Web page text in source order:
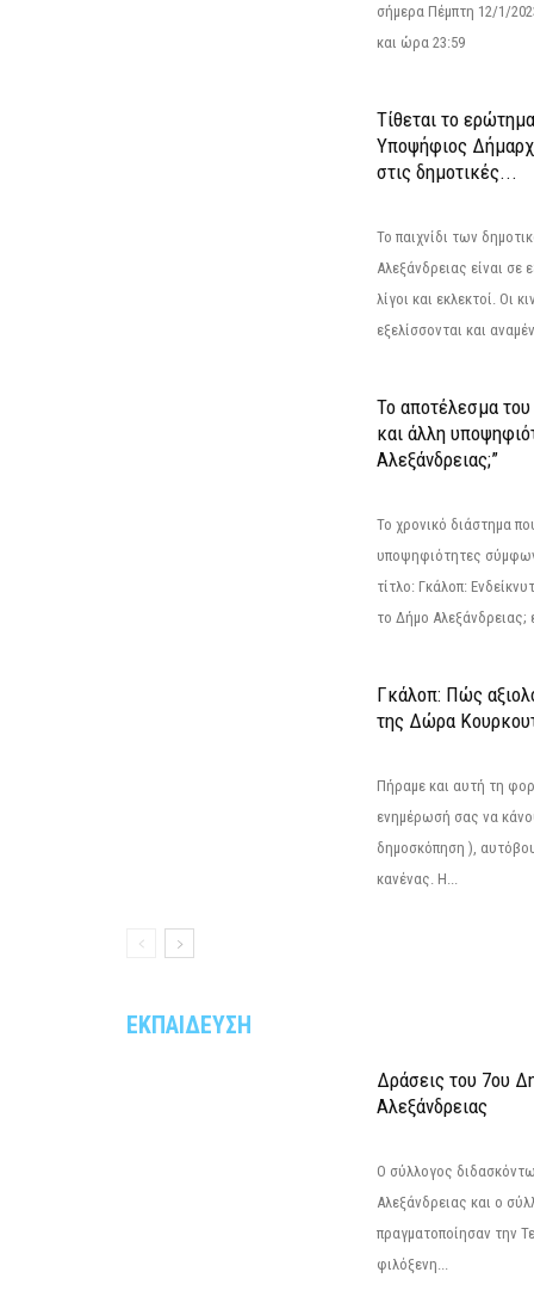
σήμερα Πέμπτη 12/1/
και ώρα 23:59
Τίθεται το
Υποψήφιος
στις δημοτικές...
Το παιχνίδι των
Αλεξάνδρειας είναι σε
λίγοι και εκλεκτοί. Οι
εξελίσσονται και
Το αποτέλεσμα του
και άλλη
Αλεξάνδρειας;”
Το χρονικό διάστημα
υποψηφιότητες
τίτλο: Γκάλοπ:
το Δήμο Αλεξάνδρειας;
Γκάλοπ: Πώς
της Δώρα
Πήραμε και αυτή τη
ενημέρωσή σας να
δημοσκόπηση ),
κανένας. Η...
ΕΚΠΑΙΔΕΥΣΗ
Δράσεις του 7ου
Αλεξάνδρειας
Ο σύλλογος
Αλεξάνδρειας και ο
πραγματοποίησαν την
φιλόξενη...